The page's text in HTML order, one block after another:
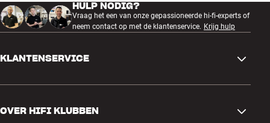
HULP NODIG?
Vraag het een van onze gepassioneerde hi-fi-experts of
neem contact op met de klantenservice. Krijg hulp
KLANTENSERVICE
Vragen en antwoorden
OVER HIFI KLUBBEN